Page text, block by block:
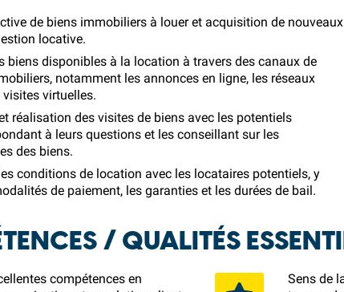
de biens immobiliers à louer et acquisition de nouveaux
locative.
biens disponibles à la location à travers des canaux de
notamment les annonces en ligne, les réseaux
virtuelles.
réalisation des visites de biens avec les potentiels
à leurs questions et les conseillant sur les
des biens.
conditions de location avec les locataires potentiels, y
de paiement, les garanties et les durées de bail.
/ QUALITÉS
compétences en
Sens de